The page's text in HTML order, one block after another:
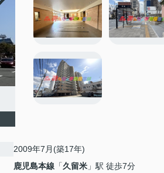
2009年7月(築17年)
鹿児島本線 「久留米 」駅 徒歩7分